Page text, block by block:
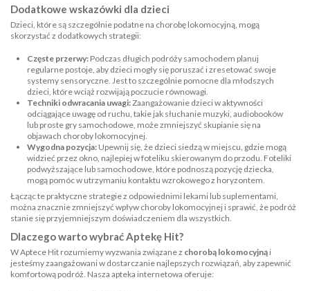
Dodatkowe wskazówki dla dzieci
Dzieci, które są szczególnie podatne na chorobę lokomocyjną, mogą
skorzystać z dodatkowych strategii:
Częste przerwy: Podczas długich podróży samochodem planuj
regularne postoje, aby dzieci mogły się poruszać i zresetować swoje
systemy sensoryczne. Jest to szczególnie pomocne dla młodszych
dzieci, które wciąż rozwijają poczucie równowagi.
Techniki odwracania uwagi:Zaangażowanie dzieci w aktywności
odciągające uwagę od ruchu, takie jak słuchanie muzyki, audiobooków
lub proste gry samochodowe, może zmniejszyć skupianie się na
objawach choroby lokomocyjnej.
Wygodna pozycja: Upewnij się, że dzieci siedzą w miejscu, gdzie mogą
widzieć przez okno, najlepiej w foteliku skierowanym do przodu. Foteliki
podwyższające lub samochodowe, które podnoszą pozycję dziecka,
mogą pomóc w utrzymaniu kontaktu wzrokowego z horyzontem.
Łącząc te praktyczne strategie z odpowiednimi lekami lub suplementami,
można znacznie zmniejszyć wpływ choroby lokomocyjnej i sprawić, że podróż
stanie się przyjemniejszym doświadczeniem dla wszystkich.
Dlaczego warto wybrać Aptekę Hit?
W Aptece Hit rozumiemy wyzwania związane z chorobą lokomocyjną i
jesteśmy zaangażowani w dostarczanie najlepszych rozwiązań, aby zapewnić
komfortową podróż. Nasza apteka internetowa oferuje: